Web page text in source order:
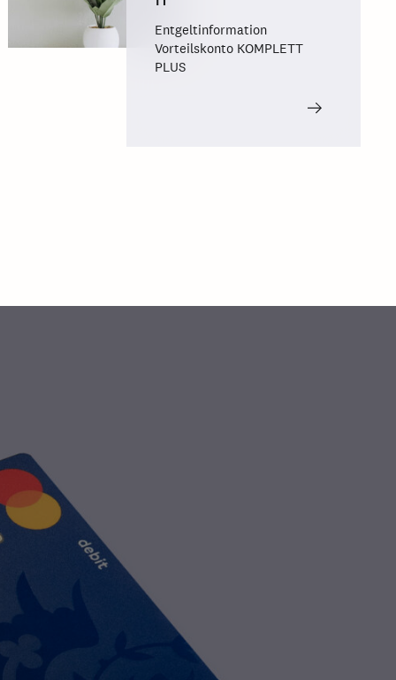
Entgeltinformation
Vorteilskonto KOMPLETT
PLUS